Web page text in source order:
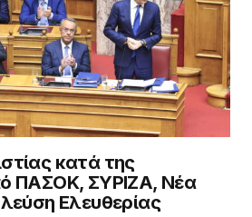
κατά της
ΠΑΣΟΚ, ΣΥΡΙΖΑ, Νέα
Ελευθερίας